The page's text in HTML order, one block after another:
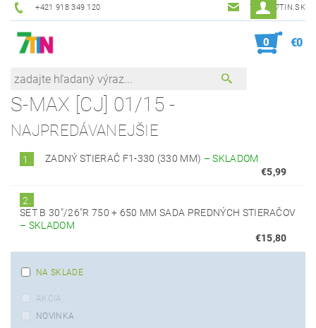
+421 918 349 120 7TIN@7TIN.SK
0 €0
S-MAX [CJ] 01/15 -
NAJPREDÁVANEJŠIE
1. ZADNÝ STIERAČ F1-330 (330 MM) –SKLADOM
€5,99
2.
SET B 30"/26"R 750 + 650 MM SADA PREDNÝCH STIERAČOV
– SKLADOM
€15,80
NA SKLADE
AKCIA
NOVINKA